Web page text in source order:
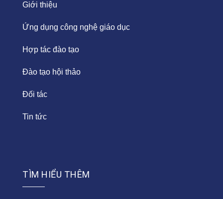
Giới thiệu
Ứng dụng công nghệ giáo dục
Hợp tác đào tạo
Đào tạo hội thảo
Đối tác
Tin tức
TÌM HIỂU THÊM